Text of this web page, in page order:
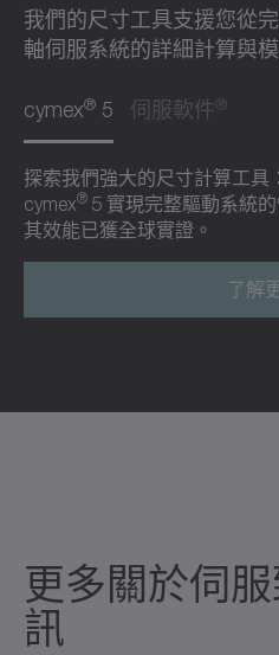
我們的尺寸工具支援您從
軸伺服系統的詳細計算與模
cymex® 5 伺服軟件®
探索我們強大的尺寸計算工具：
cymex® 5 實現完整驅動系統
其效能已獲全球實證。
了解
更多關於伺
訊